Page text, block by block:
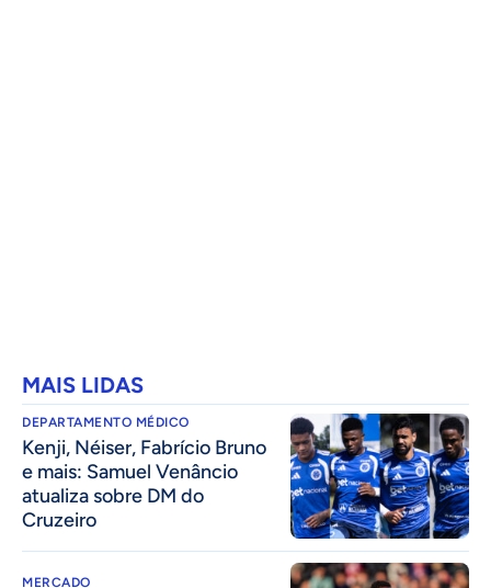
MAIS LIDAS
DEPARTAMENTO MÉDICO
Kenji, Néiser, Fabrício Bruno
e mais: Samuel Venâncio
atualiza sobre DM do
Cruzeiro
MERCADO